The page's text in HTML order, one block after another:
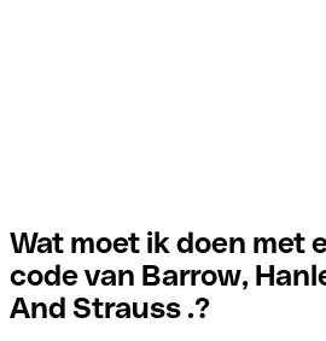
Wat moet ik doen met
code van Barrow,
And Strauss .?